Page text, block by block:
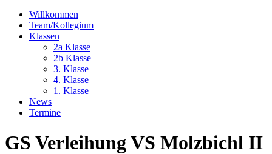
Willkommen
Team/Kollegium
Klassen
2a Klasse
2b Klasse
3. Klasse
4. Klasse
1. Klasse
News
Termine
GS Verleihung VS Molzbichl II